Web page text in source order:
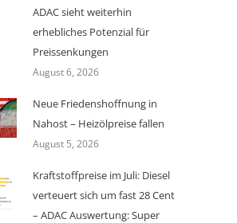
ADAC sieht weiterhin
erhebliches Potenzial für
Preissenkungen
August 6, 2026
Neue Friedenshoffnung in
Nahost – Heizölpreise fallen
August 5, 2026
Kraftstoffpreise im Juli: Diesel
verteuert sich um fast 28 Cent
– ADAC Auswertung: Super